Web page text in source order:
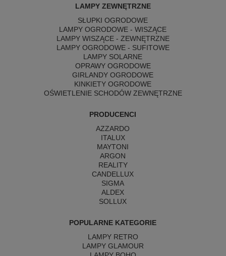
LAMPY ZEWNĘTRZNE
SŁUPKI OGRODOWE
LAMPY OGRODOWE - WISZĄCE
LAMPY WISZĄCE - ZEWNĘTRZNE
LAMPY OGRODOWE - SUFITOWE
LAMPY SOLARNE
OPRAWY OGRODOWE
GIRLANDY OGRODOWE
KINKIETY OGRODOWE
OŚWIETLENIE SCHODÓW ZEWNĘTRZNE
PRODUCENCI
AZZARDO
ITALUX
MAYTONI
ARGON
REALITY
CANDELLUX
SIGMA
ALDEX
SOLLUX
POPULARNE KATEGORIE
LAMPY RETRO
LAMPY GLAMOUR